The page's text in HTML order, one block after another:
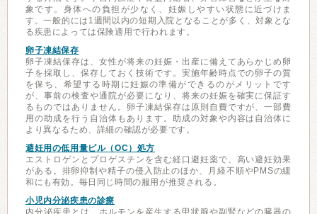
象です。身体への負担が少なく、妊娠しやすい状態に近づけま
す。一般的には1週間以内の短期入院となることが多く、対象とな
る疾患によっては保険適用で行われます。
卵子凍結保存
卵子凍結保存は、女性が将来の妊娠・出産に備えてあらかじめ卵
子を採取し、保存しておく技術です。実施年齢時点での卵子の質
を保ち、希望する時期に妊娠の準備ができるのがメリットです
が、事前の検査や通院が必要になり、将来の妊娠を確実に保証す
るものではありません。卵子凍結保存は原則自費ですが、一部費
用の助成を行う自治体もあります。助成の対象や内容は自治体に
より異なるため、詳細の確認が必要です。
避妊用の低用量ピル（OC）処方
エストロゲンとプロゲスチンを含む経口避妊薬で、高い避妊効果
がある。排卵抑制や精子の侵入防止のほか、月経不順やPMSの緩
和にも有効。毎日同じ時間の服用が推奨される。
小児内分泌疾患の診療
内分泌疾患とは、ホルモンを産生する甲状腺や副腎などの臓器の